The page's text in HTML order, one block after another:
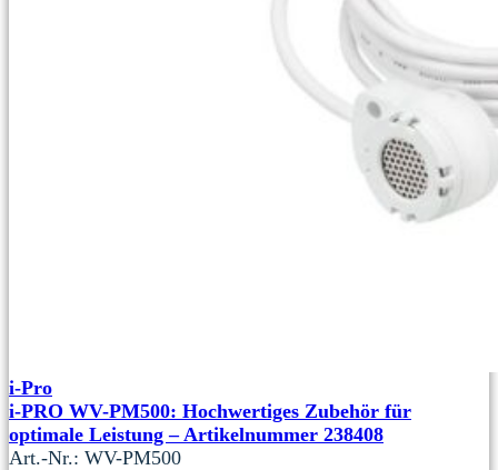
i-Pro
i-PRO WV-PM500: Hochwertiges Zubehör für
optimale Leistung – Artikelnummer 238408
Art.-Nr.: WV-PM500